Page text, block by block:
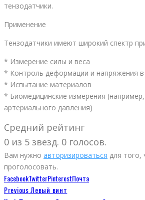
тензодатчики.
Применение
Тензодатчики имеют широкий спектр
* Измерение силы и веса
* Контроль деформации и напряжения в
* Испытание материалов
* Биомедицинские измерения
артериального давления)
Средний рейтинг
0 из 5 звезд. 0 голосов.
Вам нужно авторизироваться для того,
проголосовать.
FacebookTwitterPinterestПочта
PreviousЛевый винт